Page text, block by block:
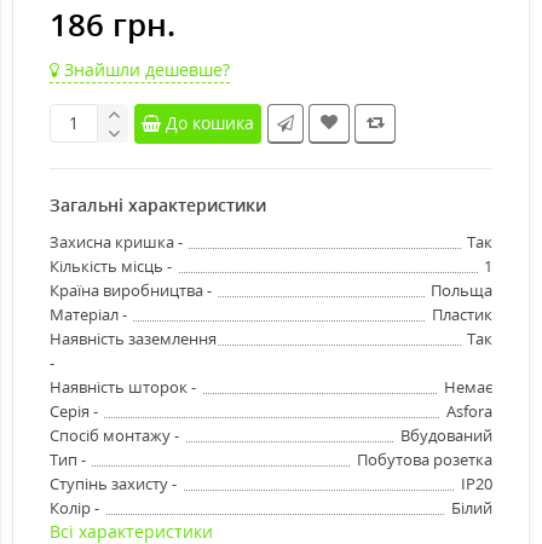
186 грн.
Знайшли дешевше?
До кошика
Загальні характеристики
Захисна кришка -
Так
Кількість місць -
1
Країна виробництва -
Польща
Матеріал -
Пластик
Наявність заземлення
-
Так
Наявність шторок -
Немає
Серія -
Asfora
Спосіб монтажу -
Вбудований
Тип -
Побутова розетка
Ступінь захисту -
IP20
Колір -
Білий
Всі характеристики